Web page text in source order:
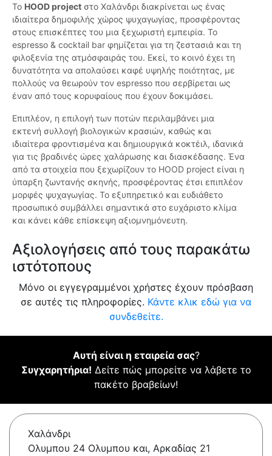
Το HOOD project στο Χαλάνδρι διακρίνεται ως ένας
ιδιαίτερα δημοφιλής χώρος ψυχαγωγίας, προσφέροντας
στους επισκέπτες του μια ξεχωριστή εμπειρία. Το
espresso & cocktail bar φημίζεται για τη ζεστασιά και τη
φιλοξενία της ατμόσφαιράς του. Εκεί, το κοινό έχει τη
δυνατότητα να απολαύσει καφέ υψηλής ποιότητας, με
πολλούς να θεωρούν τον espresso που σερβίρεται ως
έναν από τους κορυφαίους που έχουν δοκιμάσει.
Επιπλέον, η επιλογή των ποτών περιλαμβάνει μια
εκτενή συλλογή βιολογικών κρασιών, καθώς και
ιδιαίτερα φροντισμένα και δημιουργικά κοκτέιλ, ιδανικά
για τις βραδινές ώρες χαλάρωσης και διασκέδασης. Ένα
από τα στοιχεία που ξεχωρίζουν το HOOD project είναι η
ύπαρξη ζωντανής σκηνής, προσφέροντας έτσι επιπλέον
μορφές ψυχαγωγίας. Το εξυπηρετικό και ευδιάθετο
προσωπικό συμβάλλει σημαντικά στο ευχάριστο κλίμα
και κάνει κάθε επίσκεψη αξιομνημόνευτη.
Αξιολογήσεις από τους παρακάτω
ιστότοπους
Μόνο οι εγγεγραμμένοι χρήστες έχουν πρόσβαση
σε αυτές τις πληροφορίες. Κάντε κλικ εδώ για να
συνδεθείτε.
Αυτή είναι η εταιρεία σας?
Συγχαρητήρια! Δείτε πώς μπορείτε να λάβετε το
πακέτο βραβείων!
Χαλάνδρι
Ολυμπου 24 Ολυμπου και, Αρκαδίας 21